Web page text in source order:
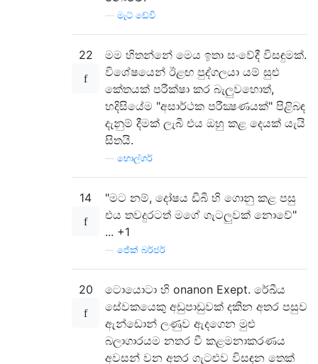
මැට් ඩේවි
22
මම හිතන්නේ මෙය ඉතා සංවේදී විසඳුමක්.
විශේෂයෙන් ඊළඟ පුද්ගලයා යම් සුළු
කේතයක් පරීක්ෂා කර බැලුවහොත්,
හදිසියේම "අසාර්ථක පරීක්‍ෂණයක්" පිළිබඳ
දැනුම් දීමක් ලැබී එය ඔහු කළ දෙයක් යැයි
සිතයි.
හොල්ගර්
14
"මට නම්, දෝෂය ඩීබී හි ගොනු කළ පසු
එය තවදුරටත් මගේ ගැටලුවක් නොවේ"
... +1
ජේක් බර්ජර්
20
ටොයොටා හි onanon Exept. රේඛීය
සේවකයෙකු අඩුපාඩුවක් දකින අතර පසුව
ඇන්ඩොන් ලණුව ඇදගෙන මුළු
බලාගාරයම නතර වී කළමනාකරණය
අවසන් වන අතර ගැටළුව විසඳන තෙක්